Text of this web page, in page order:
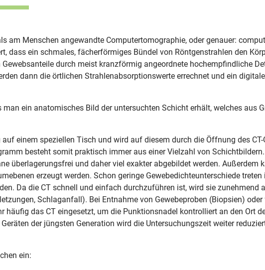
am Menschen angewandte Computertomographie, oder genauer:
dass ein schmales, fächerförmiges Bündel von Röntgenstrahlen den
durch meist kranzförmig angeordnete hochempfindliche
dann die örtlichen Strahlenabsorptionswerte errechnet und ein
ein anatomisches Bild der untersuchten Schicht erhält, welches aus
einem speziellen Tisch und wird auf diesem durch die Öffnung des CT-
besteht somit praktisch immer aus einer Vielzahl von
überlagerungsfrei und daher viel exakter abgebildet werden. Außerdem
erzeugt werden. Schon geringe Gewebedichteunterschiede
Da die CT schnell und einfach durchzuführen ist, wird sie zunehmend
Schlaganfall). Bei Entnahme von Gewebeproben (Biopsien) oder
das CT eingesetzt, um die Punktionsnadel kontrolliert an den Ort
der jüngsten Generation wird die Untersuchungszeit weiter
ein: